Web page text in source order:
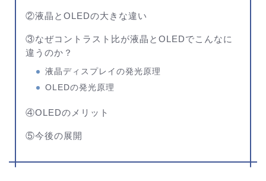
②液晶とOLEDの大きな違い
③なぜコントラスト比が液晶とOLEDでこんなに
違うのか？
液晶ディスプレイの発光原理
OLEDの発光原理
④OLEDのメリット
⑤今後の展開